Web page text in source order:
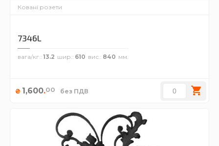
Ковані розети
7346L
вага/кг. 13.2 шир. 610 вис. 840
₴ 1,600.00 без ПДВ